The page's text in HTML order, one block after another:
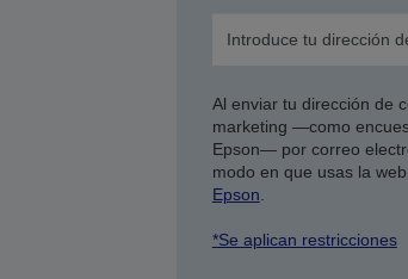
Al enviar tu dirección de
marketing —como
Epson— por correo
modo en que usas la
Epson
*Se aplican restricciones